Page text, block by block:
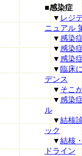
■感染症
▼ レジ
ニュアル
▼感染
▼感染
▼感染
▼ 臨床
デンス
▼ そこ
▼感染
ル
▼結核
ック
▼結核
ドライン